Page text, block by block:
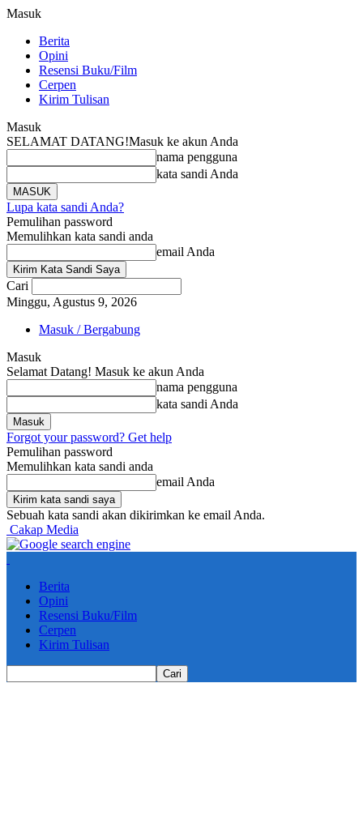
Masuk
Berita
Opini
Resensi Buku/Film
Cerpen
Kirim Tulisan
Masuk
SELAMAT DATANG!Masuk ke akun Anda
nama pengguna
kata sandi Anda
Lupa kata sandi Anda?
Pemulihan password
Memulihkan kata sandi anda
email Anda
Cari
Minggu, Agustus 9, 2026
Masuk / Bergabung
Masuk
Selamat Datang! Masuk ke akun Anda
nama pengguna
kata sandi Anda
Forgot your password? Get help
Pemulihan password
Memulihkan kata sandi anda
email Anda
Sebuah kata sandi akan dikirimkan ke email Anda.
Cakap Media
Berita
Opini
Resensi Buku/Film
Cerpen
Kirim Tulisan